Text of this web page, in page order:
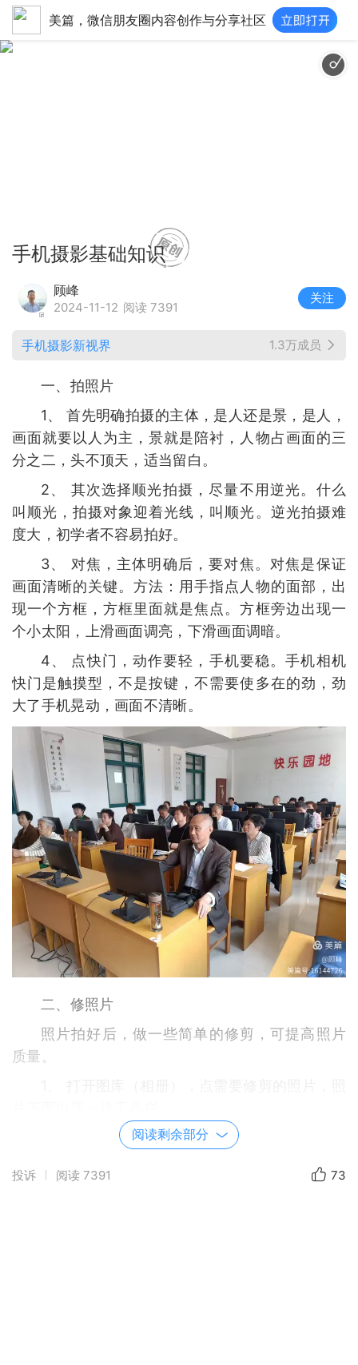
美篇，微信朋友圈内容创作与分享社区
手机摄影基础知识
顾峰
2024-11-12 阅读 7391
关注
手机摄影新视界 1.3万成员
一、拍照片
1、 首先明确拍摄的主体，是人还是景，是人，
画面就要以人为主，景就是陪衬，人物占画面的三
分之二，头不顶天，适当留白。
2、 其次选择顺光拍摄，尽量不用逆光。什么
叫顺光，拍摄对象迎着光线，叫顺光。逆光拍摄难
度大，初学者不容易拍好。
3、 对焦，主体明确后，要对焦。对焦是保证
画面清晰的关键。方法：用手指点人物的面部，出
现一个方框，方框里面就是焦点。方框旁边出现一
个小太阳，上滑画面调亮，下滑画面调暗。
4、 点快门，动作要轻，手机要稳。手机相机
快门是触摸型，不是按键，不需要使多在的劲，劲
大了手机晃动，画面不清晰。
二、修照片
照片拍好后，做一些简单的修剪，可提高照片
质量。
2、 点编辑栏，点第一个裁剪旋转，照片四周
比例裁剪，裁剪好后点（右上角方框）完成，点保
阅读剩余部分
投诉 阅读 7391 73
古装